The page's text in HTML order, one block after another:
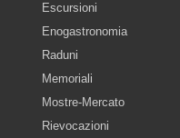
Escursioni
Enogastronomia
Raduni
Memoriali
Mostre-Mercato
Rievocazioni